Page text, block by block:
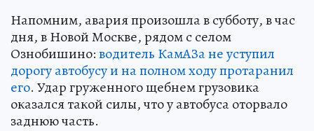
Напомним, авария произошла в субботу, в час
дня, в Новой Москве, рядом с селом
Ознобишино:водитель КамАЗа не уступил
дорогу автобусу и на полном ходу протаранил
его. Удар груженного щебнем грузовика
оказался такой силы, что у автобуса оторвало
заднюю часть.